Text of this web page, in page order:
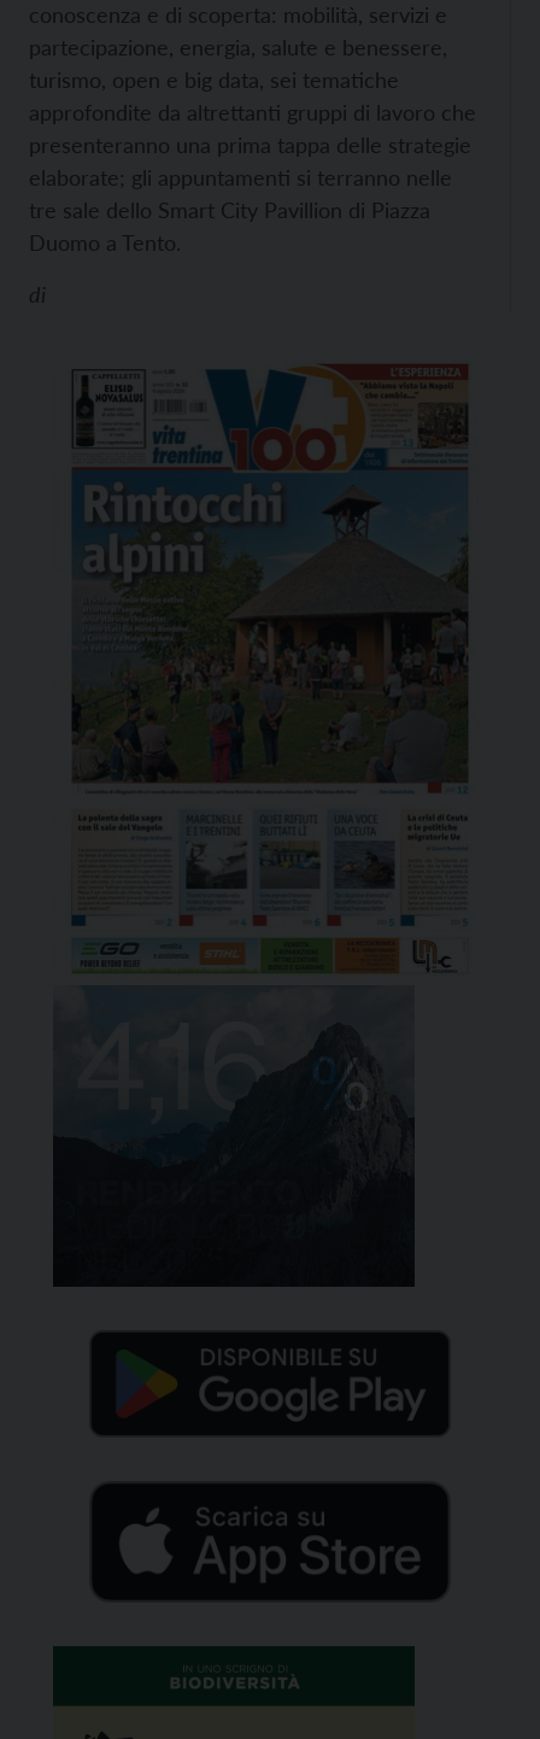
conoscenza e di scoperta: mobilità, servizi e
partecipazione, energia, salute e benessere,
turismo, open e big data, sei tematiche
approfondite da altrettanti gruppi di lavoro che
presenteranno una prima tappa delle strategie
elaborate; gli appuntamenti si terranno nelle
tre sale dello Smart City Pavillion di Piazza
Duomo a Tento.
di